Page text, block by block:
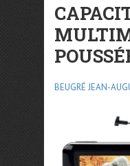
BEUGRÉ JEAN-